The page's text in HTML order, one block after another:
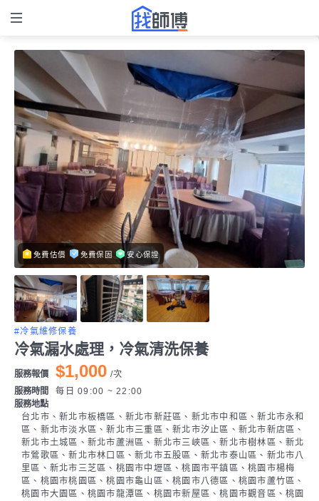
免費估價 免費保固 安心保證
#冷氣維修保養
冷氣漏水處理，冷氣清洗保養
服務報價 $1,000 /次
服務時間
每日 09:00 ~ 22:00
服務地點
台北市、新北市板橋區、新北市新莊區、新北市中和區、新北市永和
區、新北市淡水區、新北市三重區、新北市汐止區、新北市新店區、
新北市土城區、新北市蘆洲區、新北市三峽區、新北市樹林區、新北
市鶯歌區、新北市林口區、新北市五股區、新北市泰山區、新北市八
里區、新北市三芝區、桃園市中壢區、桃園市平鎮區、桃園市楊梅
區、桃園市桃園區、桃園市龜山區、桃園市八德區、桃園市蘆竹區、
桃園市大園區、桃園市龍潭區、桃園市新屋區、桃園市觀音區、桃園